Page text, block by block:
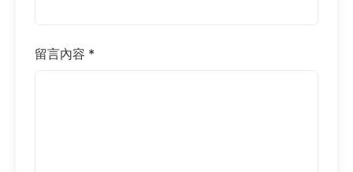
留言內容 *